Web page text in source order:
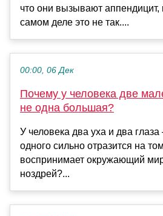
что они вызывают
самом деле это не так....
00:00, 06 Дек
Почему у человека две
не одна большая?
У человека два уха и два
одного сильно отразится на
воспринимает окружающий
ноздрей?...